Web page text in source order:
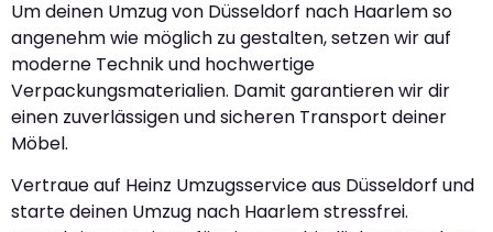
Um deinen Umzug von Düsseldorf nach Haarlem so
angenehm wie möglich zu gestalten, setzen wir auf
moderne Technik und hochwertige
Verpackungsmaterialien. Damit garantieren wir dir
einen zuverlässigen und sicheren Transport deiner
Möbel.
Vertraue auf Heinz Umzugsservice aus Düsseldorf und
starte deinen Umzug nach Haarlem stressfrei.